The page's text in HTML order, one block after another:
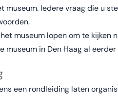
museum. Iedere vraag die u
museum lopen om te kijken
museum in Den Haag al
een rondleiding laten